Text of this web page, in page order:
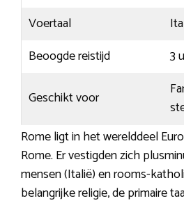
Voertaal
Beoogde reistijd
3
Geschikt voor
Rome ligt in het werelddeel
Rome. Er vestigden zich
mensen (Italië) en rooms-
belangrijke religie, de primaire